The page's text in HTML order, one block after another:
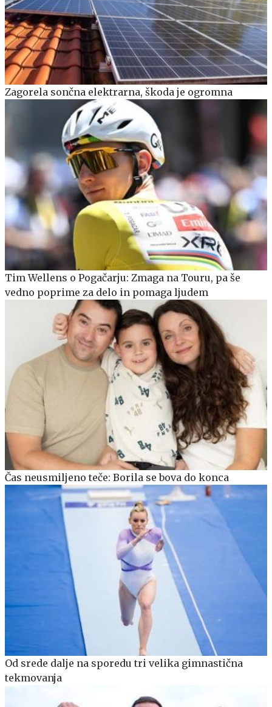
Zagorela sončna elektrarna, škoda je ogromna
Tim Wellens o Pogačarju: Zmaga na Touru, pa še
vedno poprime za delo in pomaga ljudem
Čas neusmiljeno teče: Borila se bova do konca
Od srede dalje na sporedu tri velika gimnastična
tekmovanja